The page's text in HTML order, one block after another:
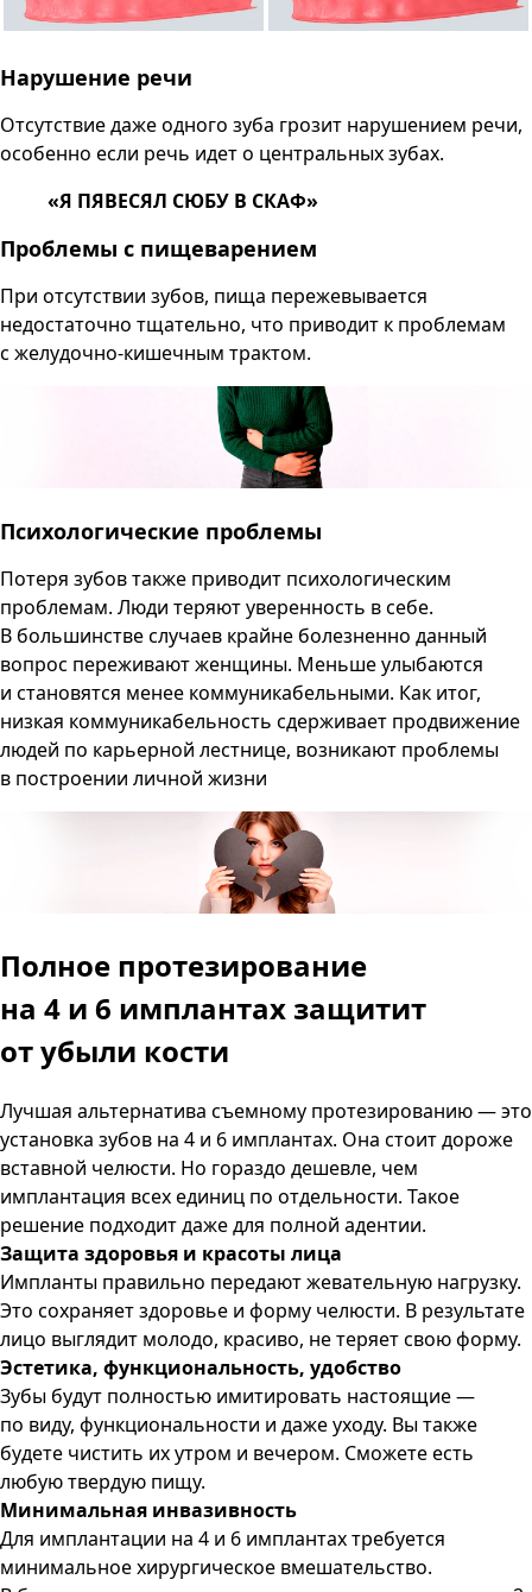
Нарушение речи
Отсутствие даже одного зуба грозит нарушением речи,
особенно если речь идет о центральных зубах.
«Я ПЯВЕСЯЛ СЮБУ В СКАФ»
Проблемы с пищеварением
При отсутствии зубов, пища пережевывается
недостаточно тщательно, что приводит к проблемам
с желудочно-кишечным трактом.
Психологические проблемы
Потеря зубов также приводит психологическим
проблемам. Люди теряют уверенность в себе.
В большинстве случаев крайне болезненно данный
вопрос переживают женщины. Меньше улыбаются
и становятся менее коммуникабельными. Как итог,
низкая коммуникабельность сдерживает продвижение
людей по карьерной лестнице, возникают проблемы
в построении личной жизни
Полное протезирование
на 4 и 6 имплантахзащитит
от убыли кости
Лучшая альтернатива съемному протезированию — это
установка зубов на 4 и 6 имплантах. Она стоит дороже
вставной челюсти. Но гораздо дешевле, чем
имплантация всех единиц по отдельности. Такое
решение подходит даже для полной адентии.
Защита здоровья и красоты лица
Импланты правильно передают жевательную нагрузку.
Это сохраняет здоровье и форму челюсти. В результате
лицо выглядит молодо, красиво, не теряет свою форму.
Эстетика, функциональность, удобство
Зубы будут полностью имитировать настоящие —
по виду, функциональности и даже уходу. Вы также
будете чистить их утром и вечером. Сможете есть
любую твердую пищу.
Минимальная инвазивность
Для имплантации на 4 и 6 имплантах требуется
минимальное хирургическое вмешательство.